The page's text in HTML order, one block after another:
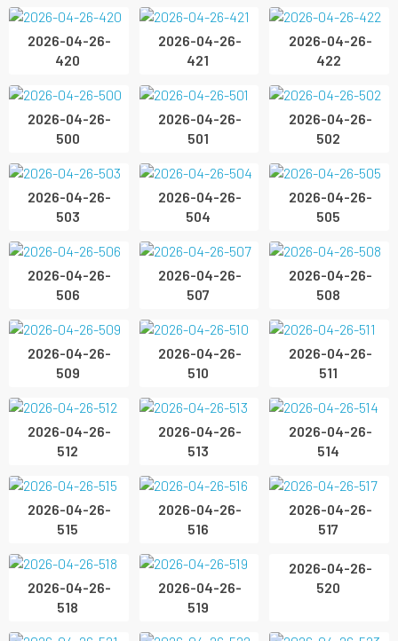
2026-04-26-
420
2026-04-26-
421
2026-04-26-
422
2026-04-26-
500
2026-04-26-
501
2026-04-26-
502
2026-04-26-
503
2026-04-26-
504
2026-04-26-
505
2026-04-26-
506
2026-04-26-
507
2026-04-26-
508
2026-04-26-
509
2026-04-26-
510
2026-04-26-
511
2026-04-26-
512
2026-04-26-
513
2026-04-26-
514
2026-04-26-
515
2026-04-26-
516
2026-04-26-
517
2026-04-26-
518
2026-04-26-
519
2026-04-26-